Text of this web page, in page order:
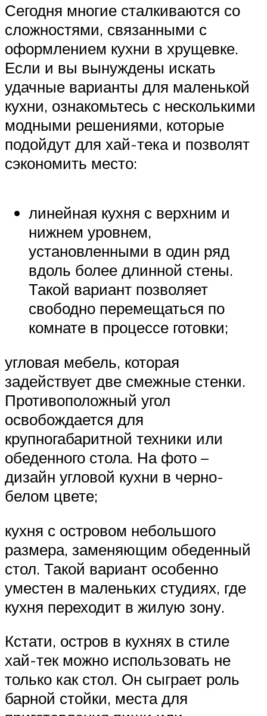
Сегодня многие сталкиваются со
сложностями, связанными с
оформлением кухни в хрущевке.
Если и вы вынуждены искать
удачные варианты для маленькой
кухни, ознакомьтесь с несколькими
модными решениями, которые
подойдут для хай-тека и позволят
сэкономить место:
линейная кухня с верхним и
нижнем уровнем,
установленными в один ряд
вдоль более длинной стены.
Такой вариант позволяет
свободно перемещаться по
комнате в процессе готовки;
угловая мебель, которая
задействует две смежные стенки.
Противоположный угол
освобождается для
крупногабаритной техники или
обеденного стола. На фото –
дизайн угловой кухни в черно-
белом цвете;
кухня с островом небольшого
размера, заменяющим обеденный
стол. Такой вариант особенно
уместен в маленьких студиях, где
кухня переходит в жилую зону.
Кстати, остров в кухнях в стиле
хай-тек можно использовать не
только как стол. Он сыграет роль
барной стойки, места для